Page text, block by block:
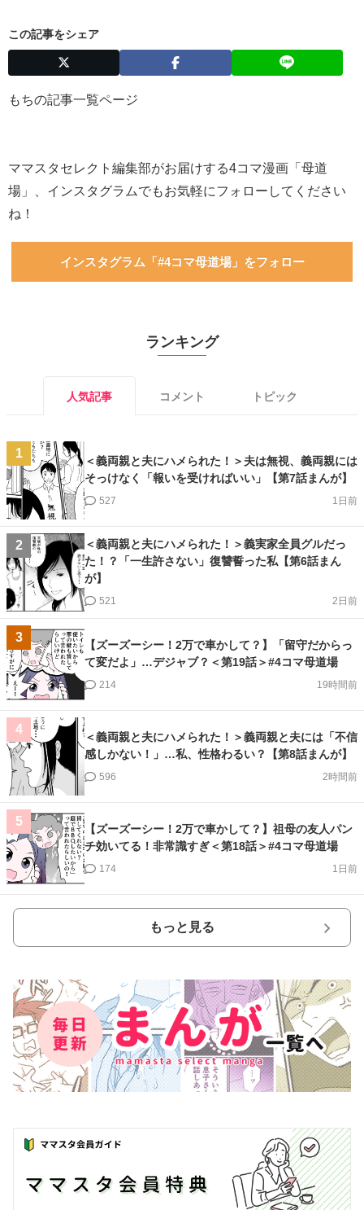
この記事をシェア
もちの記事一覧ページ
ママスタセレクト編集部がお届けする4コマ漫画「母道
場」、インスタグラムでもお気軽にフォローしてください
ね！
インスタグラム「#4コマ母道場」をフォロー
ランキング
人気記事 コメント トピック
1
＜義両親と夫にハメられた！＞夫は無視、義両親には
そっけなく「報いを受ければいい」【第7話まんが】
1日前
527
2
＜義両親と夫にハメられた！＞義実家全員グルだっ
た！？「一生許さない」復讐誓った私【第6話まん
が】
2日前
521
3
【ズーズーシー！2万で車かして？】「留守だからっ
て変だよ」…デジャブ？＜第19話＞#4コマ母道場
19時間前
214
4
＜義両親と夫にハメられた！＞義両親と夫には「不信
感しかない！」…私、性格わるい？【第8話まんが】
2時間前
596
5
【ズーズーシー！2万で車かして？】祖母の友人パン
チ効いてる！非常識すぎ＜第18話＞#4コマ母道場
1日前
174
もっと見る